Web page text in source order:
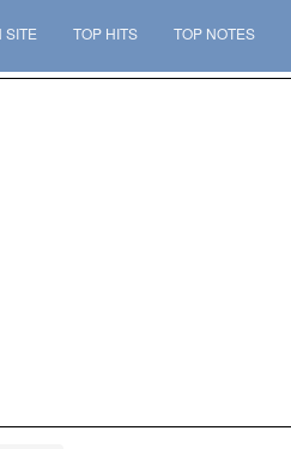
SITE TOP HITS TOP NOTES